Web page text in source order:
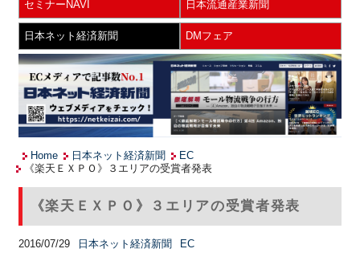
セミナーNAVI 日本流通産業新聞
日本ネット経済新聞 DMフェア
Home 日本ネット経済新聞
EC
《楽天ＥＸＰＯ》３エリアの受賞者発表
《楽天ＥＸＰＯ》３エリアの受賞者発表
2016/07/29 日本ネット経済新聞 EC